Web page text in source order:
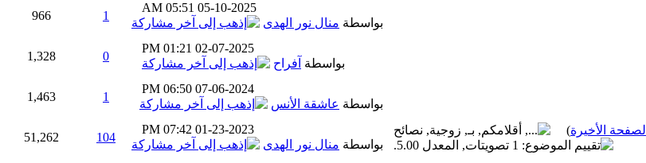
05-10-2025
05:51 AM
بواسطة منال نور الهدى
1
966
02-07-2025
01:21 PM
بواسطة آفراح
0
1,328
07-06-2024
06:50 PM
بواسطة عاشقة الأنس
1
1,463
الصفحة الأخيرة)
01-23-2023
07:42 PM
بواسطة منال نور الهدى
104
51,262